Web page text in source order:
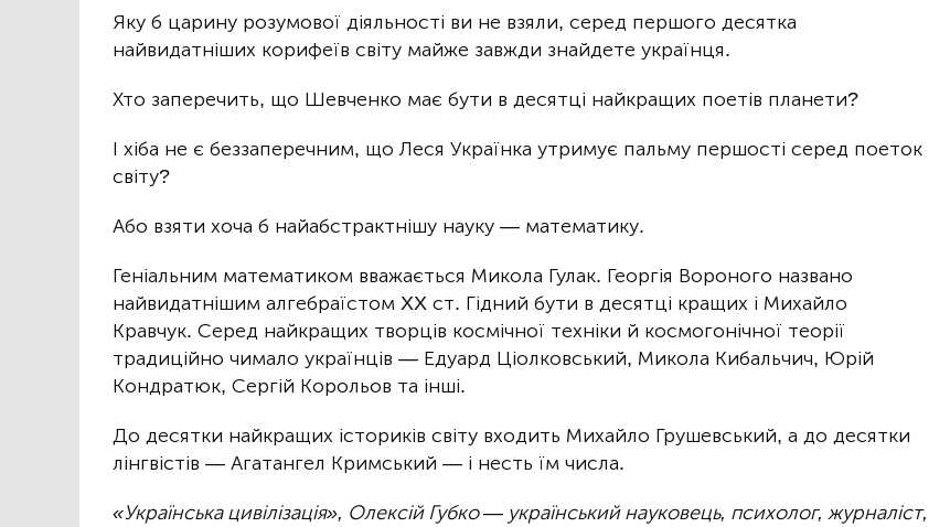
Яку б царину розумової діяльності ви не взяли, серед першого десятка
найвидатніших корифеїв світу майже завжди знайдете українця.
Хто заперечить, що Шевченко має бути в десятці найкращих поетів планети?
І хіба не є беззаперечним, що Леся Українка утримує пальму першості серед поеток
світу?
Або взяти хоча б найабстрактнішу науку — математику.
Геніальним математиком вважається Микола Гулак. Георгія Вороного названо
найвидатнішим алгебраїстом XX ст. Гідний бути в десятці кращих і Михайло
Кравчук. Серед найкращих творців космічної техніки й космогонічної теорії
традиційно чимало українців — Едуард Ціолковський, Микола Кибальчич, Юрій
Кондратюк, Сергій Корольов та інші.
До десятки найкращих істориків світу входить Михайло Грушевський, а до десятки
лінгвістів — Агатангел Кримський — і несть їм числа.
«Українська цивілізація», Олексій Губко — український науковець, психолог, журналіст,